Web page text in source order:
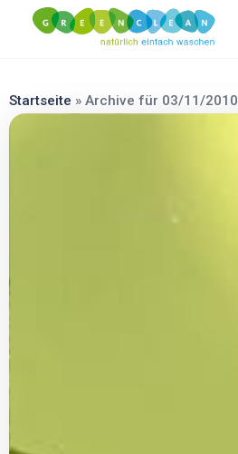
content
Startseite » Archive für 03/11/2010